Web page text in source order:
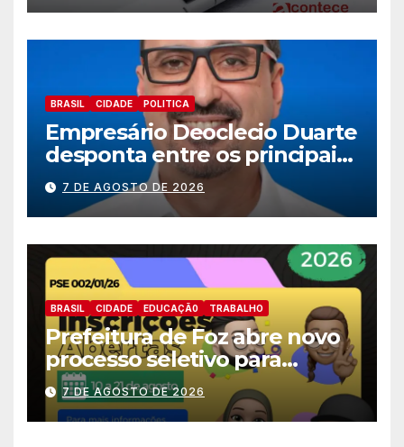
BRASIL CIDADE POLITICA
Empresário Deoclecio Duarte
desponta entre os principais
nomes do União Brasil para
deputado estadual
7 DE AGOSTO DE 2026
BRASIL CIDADE EDUCAÇÃ0 TRABALHO
Prefeitura de Foz abre novo
processo seletivo para
estagiários
7 DE AGOSTO DE 2026